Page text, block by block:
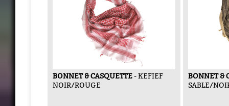
BONNET & CASQUETTE- KEFIEF
NOIR/ROUGE
BONNET &
SABLE/